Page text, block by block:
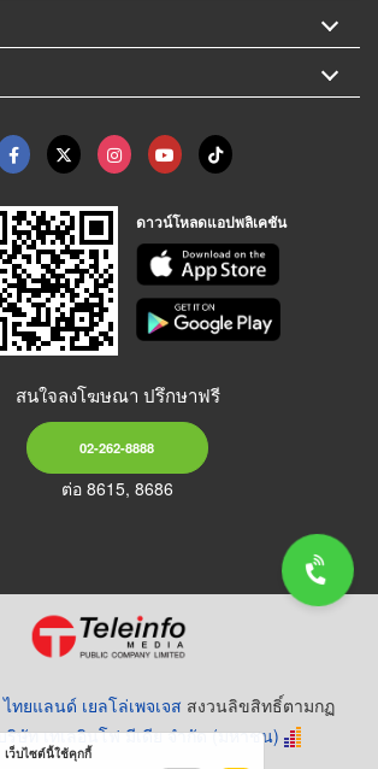
ดาวน์โหลดแอปพลิเคชัน
สนใจลงโฆษณา ปรึกษาฟรี
02-262-8888
ต่อ 8615, 8686
ไทยแลนด์ เยลโล่เพจเจส สงวนลิขสิทธิ์ตามกฏ
ริษัท เทเลอินโฟ มีเดีย จำกัด (มหาชน)
เว็บไซต์นี้ใช้คุกกี้